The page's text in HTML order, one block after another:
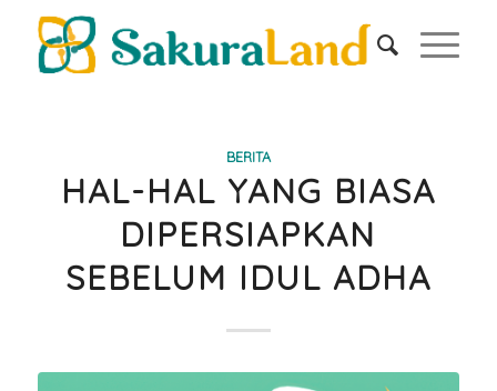
BERITA
HAL-HAL YANG BIASA
DIPERSIAPKAN
SEBELUM IDUL ADHA